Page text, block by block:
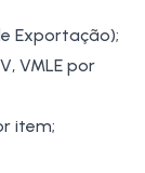
Exportação);
VMLE por
item;